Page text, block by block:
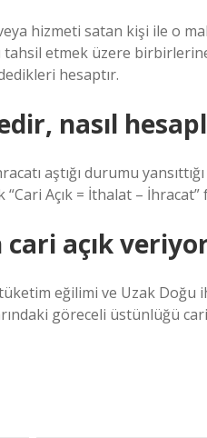
hizmeti satan kişi ile o
tahsil etmek üzere
hesaptır.
nasıl
aştığı durumu
Açık = İthalat –
cari açık
eğilimi ve Uzak
göreceli üstünlüğü cari